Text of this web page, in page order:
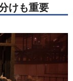
けも重要